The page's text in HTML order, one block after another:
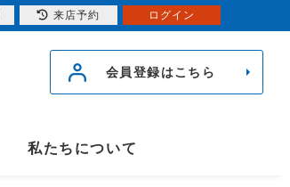
会員登録はこちら
私たちについて
来店予約 ログイン